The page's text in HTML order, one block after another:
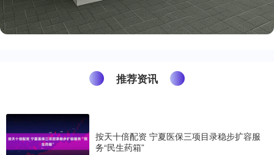
推荐资讯
按天十倍配资 宁夏医保三项目录稳步扩容服
务“民生药箱”